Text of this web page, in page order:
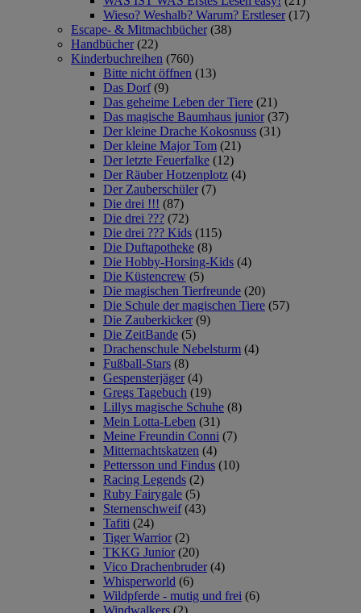
Wieso? Weshalb? Warum? Erstleser (17)
Escape- & Mitmachbücher (38)
Handbücher (22)
Kinderbuchreihen (760)
Bitte nicht öffnen (13)
Das Dorf (9)
Das geheime Leben der Tiere (21)
Das magische Baumhaus junior (37)
Der kleine Drache Kokosnuss (31)
Der kleine Major Tom (21)
Der letzte Feuerfalke (12)
Der Räuber Hotzenplotz (4)
Der Zauberschüler (7)
Die drei !!! (87)
Die drei ??? (72)
Die drei ??? Kids (115)
Die Duftapotheke (8)
Die Hobby-Horsing-Kids (4)
Die Küstencrew (5)
Die magischen Tierfreunde (20)
Die Schule der magischen Tiere (57)
Die Zauberkicker (9)
Die ZeitBande (5)
Drachenschule Nebelsturm (4)
Fußball-Stars (8)
Gespensterjäger (4)
Gregs Tagebuch (19)
Lillys magische Schuhe (8)
Mein Lotta-Leben (31)
Meine Freundin Conni (7)
Mitternachtskatzen (4)
Pettersson und Findus (10)
Racing Legends (2)
Ruby Fairygale (5)
Sternenschweif (43)
Tafiti (24)
Tiger Warrior (2)
TKKG Junior (20)
Vico Drachenbruder (4)
Whisperworld (6)
Wildpferde - mutig und frei (6)
Windwalkers (2)